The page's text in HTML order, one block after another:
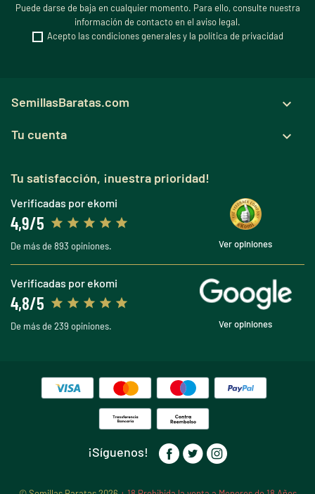
Puede darse de baja en cualquier momento. Para ello, consulte nuestra
información de contacto en el aviso legal.
Acepto las condiciones generales y la política de privacidad
SemillasBaratas.com 
Tu cuenta 
Tu satisfacción, ¡nuestra prioridad!
Verificadas por ekomi
4,9/5
De más de 893 opiniones. Ver opiniones
Verificadas por ekomi
4,8/5
De más de 239 opiniones. Ver opiniones
¡Síguenos!